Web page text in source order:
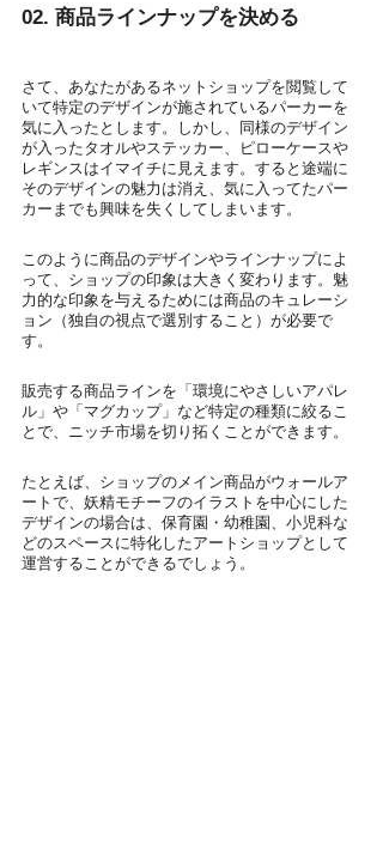
02. 商品ラインナップを決める
さて、あなたがあるネットショップを閲覧して
いて特定のデザインが施されているパーカーを
気に入ったとします。しかし、同様のデザイン
が入ったタオルやステッカー、ピローケースや
レギンスはイマイチに見えます。すると途端に
そのデザインの魅力は消え、気に入ってたパー
カーまでも興味を失くしてしまいます。
このように商品のデザインやラインナップによ
って、ショップの印象は大きく変わります。魅
力的な印象を与えるためには商品のキュレーシ
ョン（独自の視点で選別すること）が必要で
す。
販売する商品ラインを「環境にやさしいアパレ
ル」や「マグカップ」など特定の種類に絞るこ
とで、ニッチ市場を切り拓くことができます。
たとえば、ショップのメイン商品がウォールア
ートで、妖精モチーフのイラストを中心にした
デザインの場合は、保育園・幼稚園、小児科な
どのスペースに特化したアートショップとして
運営することができるでしょう。